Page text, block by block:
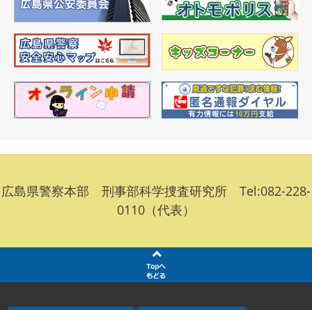
広島県警察本部 刑事部科学捜査研究所 Tel:082-228-
0110（代表）